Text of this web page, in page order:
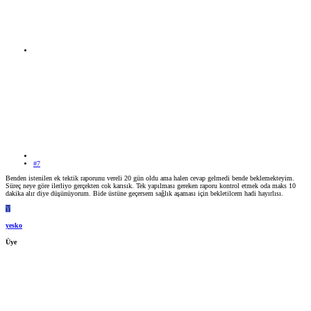
#7
Benden istenilen ek tektik raporunu vereli 20 gün oldu ama halen cevap gelmedi bende beklemekteyim.
Süreç neye göre ilerliyo gerçekten cok karısık. Tek yapılması gereken raporu kontrol etmek oda maks 10
dakika alır diye düşünüyorum. Bide üstüne geçersem sağlık aşaması için bekletilcem hadi hayırlısı.
Y
yesko
Üye